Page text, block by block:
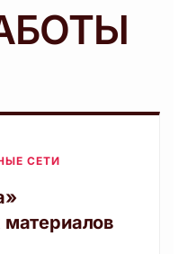
СЕТИ